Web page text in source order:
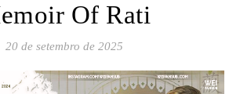
Of Rati
20 de setembro de 2025